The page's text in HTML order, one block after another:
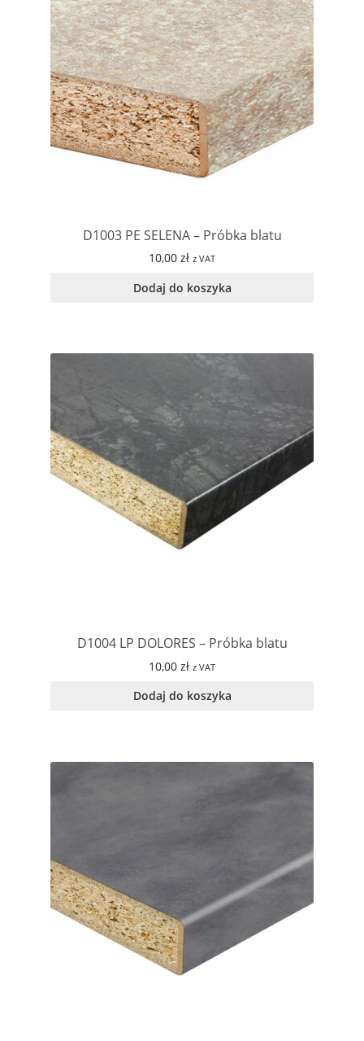
D1003 PE SELENA – Próbka blatu
10,00 zł z VAT
Dodaj do koszyka
D1004 LP DOLORES – Próbka blatu
10,00 zł z VAT
Dodaj do koszyka